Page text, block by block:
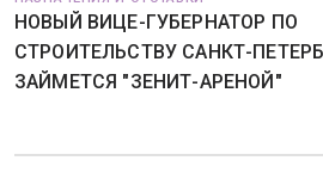
НОВЫЙ ВИЦЕ-ГУБЕРНАТОР ПО
СТРОИТЕЛЬСТВУ САНКТ-
ЗАЙМЕТСЯ "ЗЕНИТ-АРЕНОЙ"